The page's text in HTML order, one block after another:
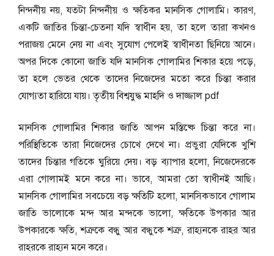
নিন্দনীয় নয়, যতটা নিন্দনীয় ও ক্ষতিকর মানসিক গোলামি। কারণ,
একটি জাতির চিন্তা-চেতনা যদি স্বাধীন হয়, তা হলে তারা কখনও
পরাজয় মেনে নেয় না এবং সুযোগ পেলেই স্বাধীনতা ছিনিয়ে আনে।
অপর দিকে কোনো জাতি যদি মানসিক গোলামির শিকার হয়ে পড়ে,
তা হলে ভেতর থেকে তাদের নিজেদের মতো করে চিন্তা করার
যোগ্যতা হারিয়ে যায়। তৃতীয় বিশ্বযুদ্ধ মাহদি ও দাজ্জাল pdf
মানসিক গোলামির শিকার জাতি আপন মস্তিষ্কে চিন্তা করে না।
পরিস্থিতিকে তারা নিজেদের চোখে দেখে না। প্রভুরা যেদিকে খুশি
তাদের চিন্তার গতিকে ঘুরিয়ে দেয়। বড় ব্যাপার হলো, নিজেদেরকে
এরা গোলামই মনে করে না। ভাবে, আমরা তো স্বাধীনই আছি।
মানসিক গোলামির সবচেয়ে বড় ক্ষতিটি হলো, মানসিকভাবে গোলাম
জাতি ভালোকে মন্দ আর মন্দকে ভালো, ক্ষতিকে উপকার আর
উপকারকে ক্ষতি, শত্রুকে বন্ধু আর বন্ধুকে শত্রু, রাহ্যনকে রাহর আর
রাহরকে রাহ্যন মনে করে।